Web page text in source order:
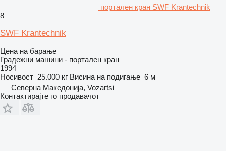
портален кран SWF Krantechnik
8
SWF Krantechnik
Цена на барање
Градежни машини - портален кран
1994
Носивост 25.000 кг Висина на подигање 6 м
Северна Македонија, Vozartsi
Контактирајте го продавачот